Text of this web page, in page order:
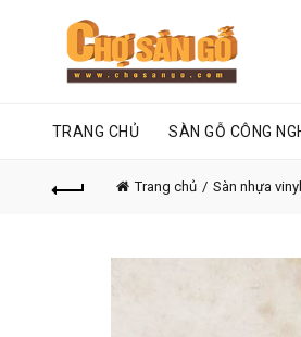
TRANG CHỦ SÀN GỖ CÔNG
Trang chủ Sàn nhựa vinyl